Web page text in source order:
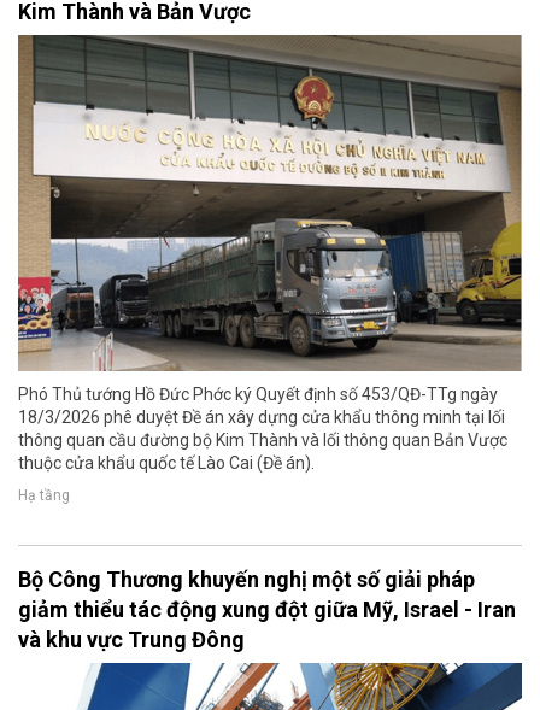
Kim Thành và Bản Vược
Phó Thủ tướng Hồ Đức Phớc ký Quyết định số 453/QĐ-TTg ngày
18/3/2026 phê duyệt Đề án xây dựng cửa khẩu thông minh tại lối
thông quan cầu đường bộ Kim Thành và lối thông quan Bản Vược
thuộc cửa khẩu quốc tế Lào Cai (Đề án).
Hạ tầng
Bộ Công Thương khuyến nghị một số giải pháp
giảm thiểu tác động xung đột giữa Mỹ, Israel - Iran
và khu vực Trung Đông